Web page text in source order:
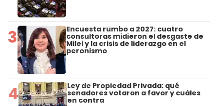
3 Encuesta rumbo a 2027: cuatro
consultoras midieron el desgaste de
Milei y la crisis de liderazgo en el
peronismo
4 Ley de Propiedad Privada: qué
senadores votaron a favor y cuáles
en contra